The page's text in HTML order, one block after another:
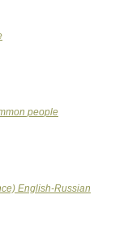
people
English-Russian